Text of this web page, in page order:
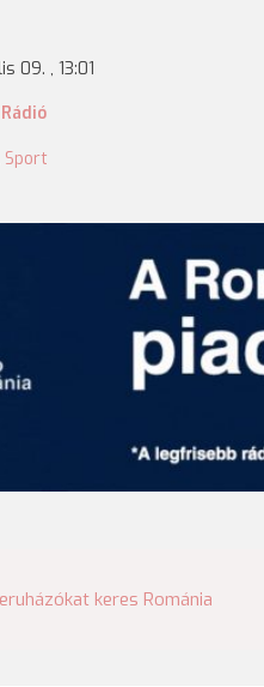
09. , 13:01
Sport
keres Románia